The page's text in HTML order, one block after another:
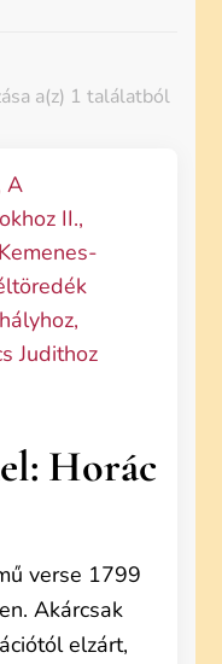
a(z) 1 találatból
Horác
verse 1799
Akárcsak
elzárt,